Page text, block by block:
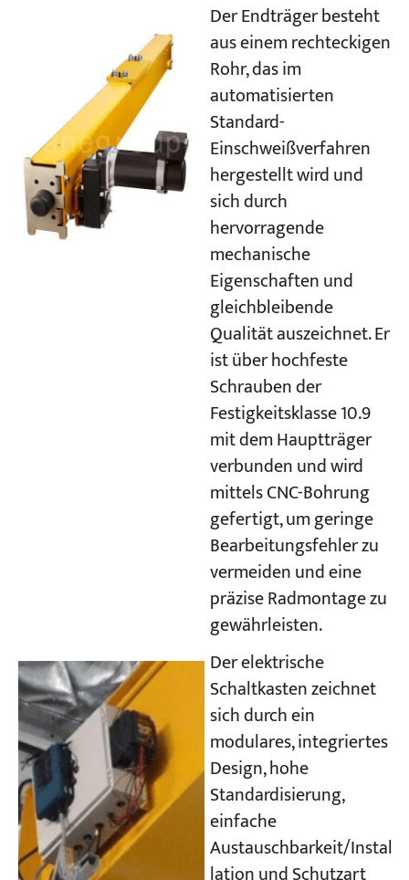
Der Endträger besteht
aus einem rechteckigen
Rohr, das im
automatisierten
Standard-
Einschweißverfahren
hergestellt wird und
sich durch
hervorragende
mechanische
Eigenschaften und
gleichbleibende
Qualität auszeichnet. Er
ist über hochfeste
Schrauben der
Festigkeitsklasse 10.9
mit dem Hauptträger
verbunden und wird
mittels CNC-Bohrung
gefertigt, um geringe
Bearbeitungsfehler zu
vermeiden und eine
präzise Radmontage zu
gewährleisten.
Der elektrische
Schaltkasten zeichnet
sich durch ein
modulares, integriertes
Design, hohe
Standardisierung,
einfache
Austauschbarkeit/Instal